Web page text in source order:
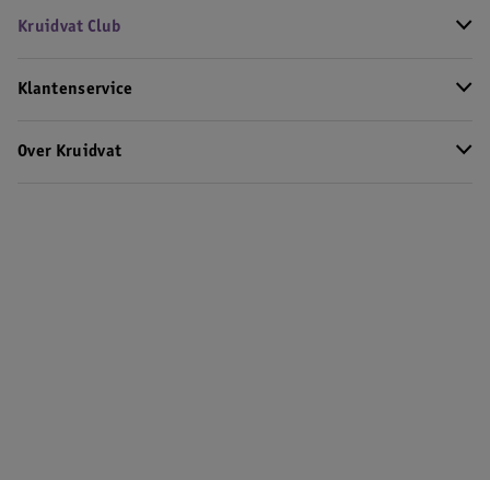
Kruidvat Club
Klantenservice
Over Kruidvat